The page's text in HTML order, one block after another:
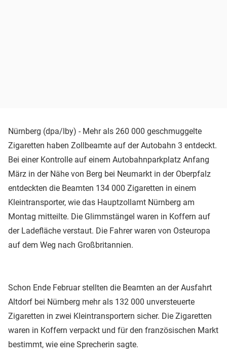
Nürnberg (dpa/lby) - Mehr als 260 000 geschmuggelte
Zigaretten haben Zollbeamte auf der Autobahn 3 entdeckt.
Bei einer Kontrolle auf einem Autobahnparkplatz Anfang
März in der Nähe von Berg bei Neumarkt in der Oberpfalz
entdeckten die Beamten 134 000 Zigaretten in einem
Kleintransporter, wie das Hauptzollamt Nürnberg am
Montag mitteilte. Die Glimmstängel waren in Koffern auf
der Ladefläche verstaut. Die Fahrer waren von Osteuropa
auf dem Weg nach Großbritannien.
Schon Ende Februar stellten die Beamten an der Ausfahrt
Altdorf bei Nürnberg mehr als 132 000 unversteuerte
Zigaretten in zwei Kleintransportern sicher. Die Zigaretten
waren in Koffern verpackt und für den französischen Markt
bestimmt, wie eine Sprecherin sagte.